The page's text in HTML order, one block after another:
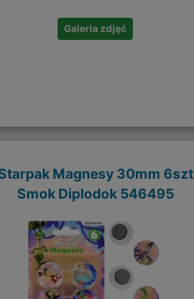
Galeria zdjęć
Magnesy 30mm 6szt
Smok Diplodok 546495